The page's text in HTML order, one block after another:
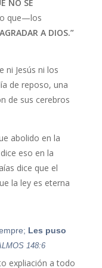
adulterar,
ídolos,
infracción de
de Dios es
aprovecha, SI
παραβάτης του
του ως περιτομή;
NO SE
que—los
A DIOS.”
ni Jesús ni los
de reposo, una
de sus cerebros
abolido en la
eso en la
dice que el
la ley es eterna
Les puso
148:6
expliación a todo